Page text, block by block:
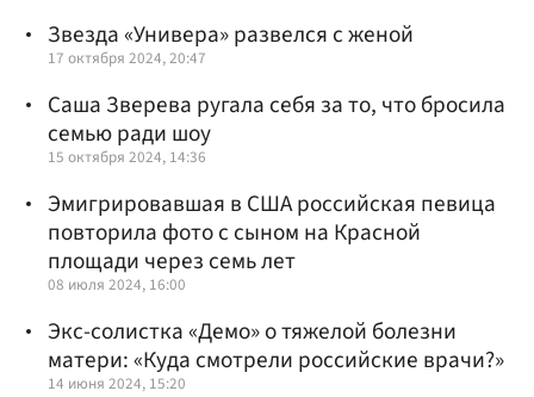
Звезда «Универа» развелся с женой
17 октября 2024, 20:47
Саша Зверева ругала себя за то, что бросила
семью ради шоу
15 октября 2024, 14:36
Эмигрировавшая в США российская певица
повторила фото с сыном на Красной
площади через семь лет
08 июля 2024, 16:00
Экс-солистка «Демо» о тяжелой болезни
матери: «Куда смотрели российские врачи?»
14 июня 2024, 15:20